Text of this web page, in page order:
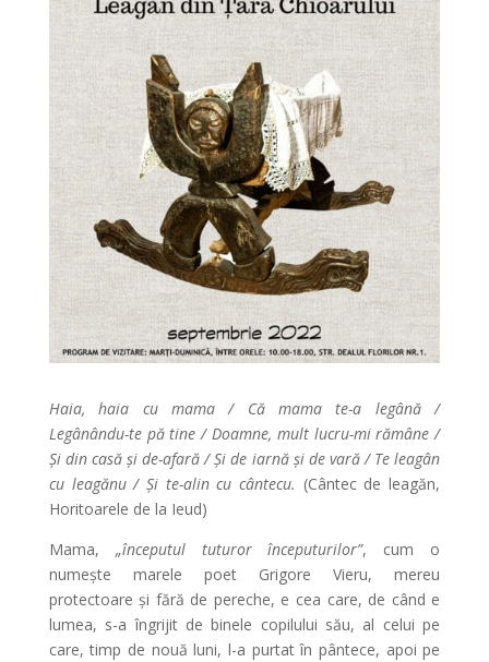
Haia, haia cu mama / Că mama te-a legână /
Legânându-te pă tine / Doamne, mult lucru-mi rămâne /
Și din casă și de-afară / Și de iarnă și de vară / Te leagân
cu leagănu / Și te-alin cu cântecu. (Cântec de leagăn,
Horitoarele de la Ieud)
Mama, „începutul tuturor începuturilor”, cum o
numește marele poet Grigore Vieru, mereu
protectoare și fără de pereche, e cea care, de când e
lumea, s-a îngrijit de binele copilului său, al celui pe
care, timp de nouă luni, l-a purtat în pântece, apoi pe